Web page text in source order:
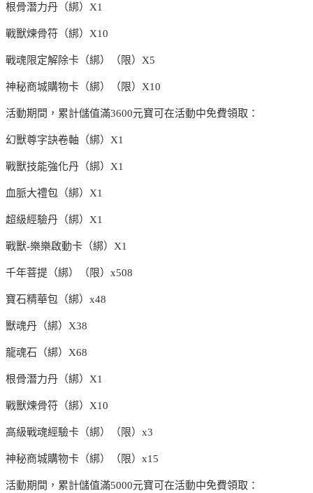
根骨潛力丹（綁）X1
戰獸煉骨符（綁）X10
戰魂限定解除卡（綁）（限）X5
神秘商城購物卡（綁）（限）X10
活動期間，累計儲值滿3600元寶可在活動中免費領取：
幻獸尊字訣卷軸（綁）X1
戰獸技能強化丹（綁）X1
血脈大禮包（綁）X1
超級經驗丹（綁）X1
戰獸-樂樂啟動卡（綁）X1
千年菩提（綁）（限）x508
寶石精華包（綁）x48
獸魂丹（綁）X38
龍魂石（綁）X68
根骨潛力丹（綁）X1
戰獸煉骨符（綁）X10
高級戰魂經驗卡（綁）（限）x3
神秘商城購物卡（綁）（限）x15
活動期間，累計儲值滿5000元寶可在活動中免費領取：